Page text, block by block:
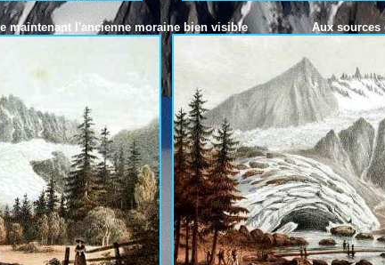
maintenant l'anciennemoraine bien visible Aux sources de